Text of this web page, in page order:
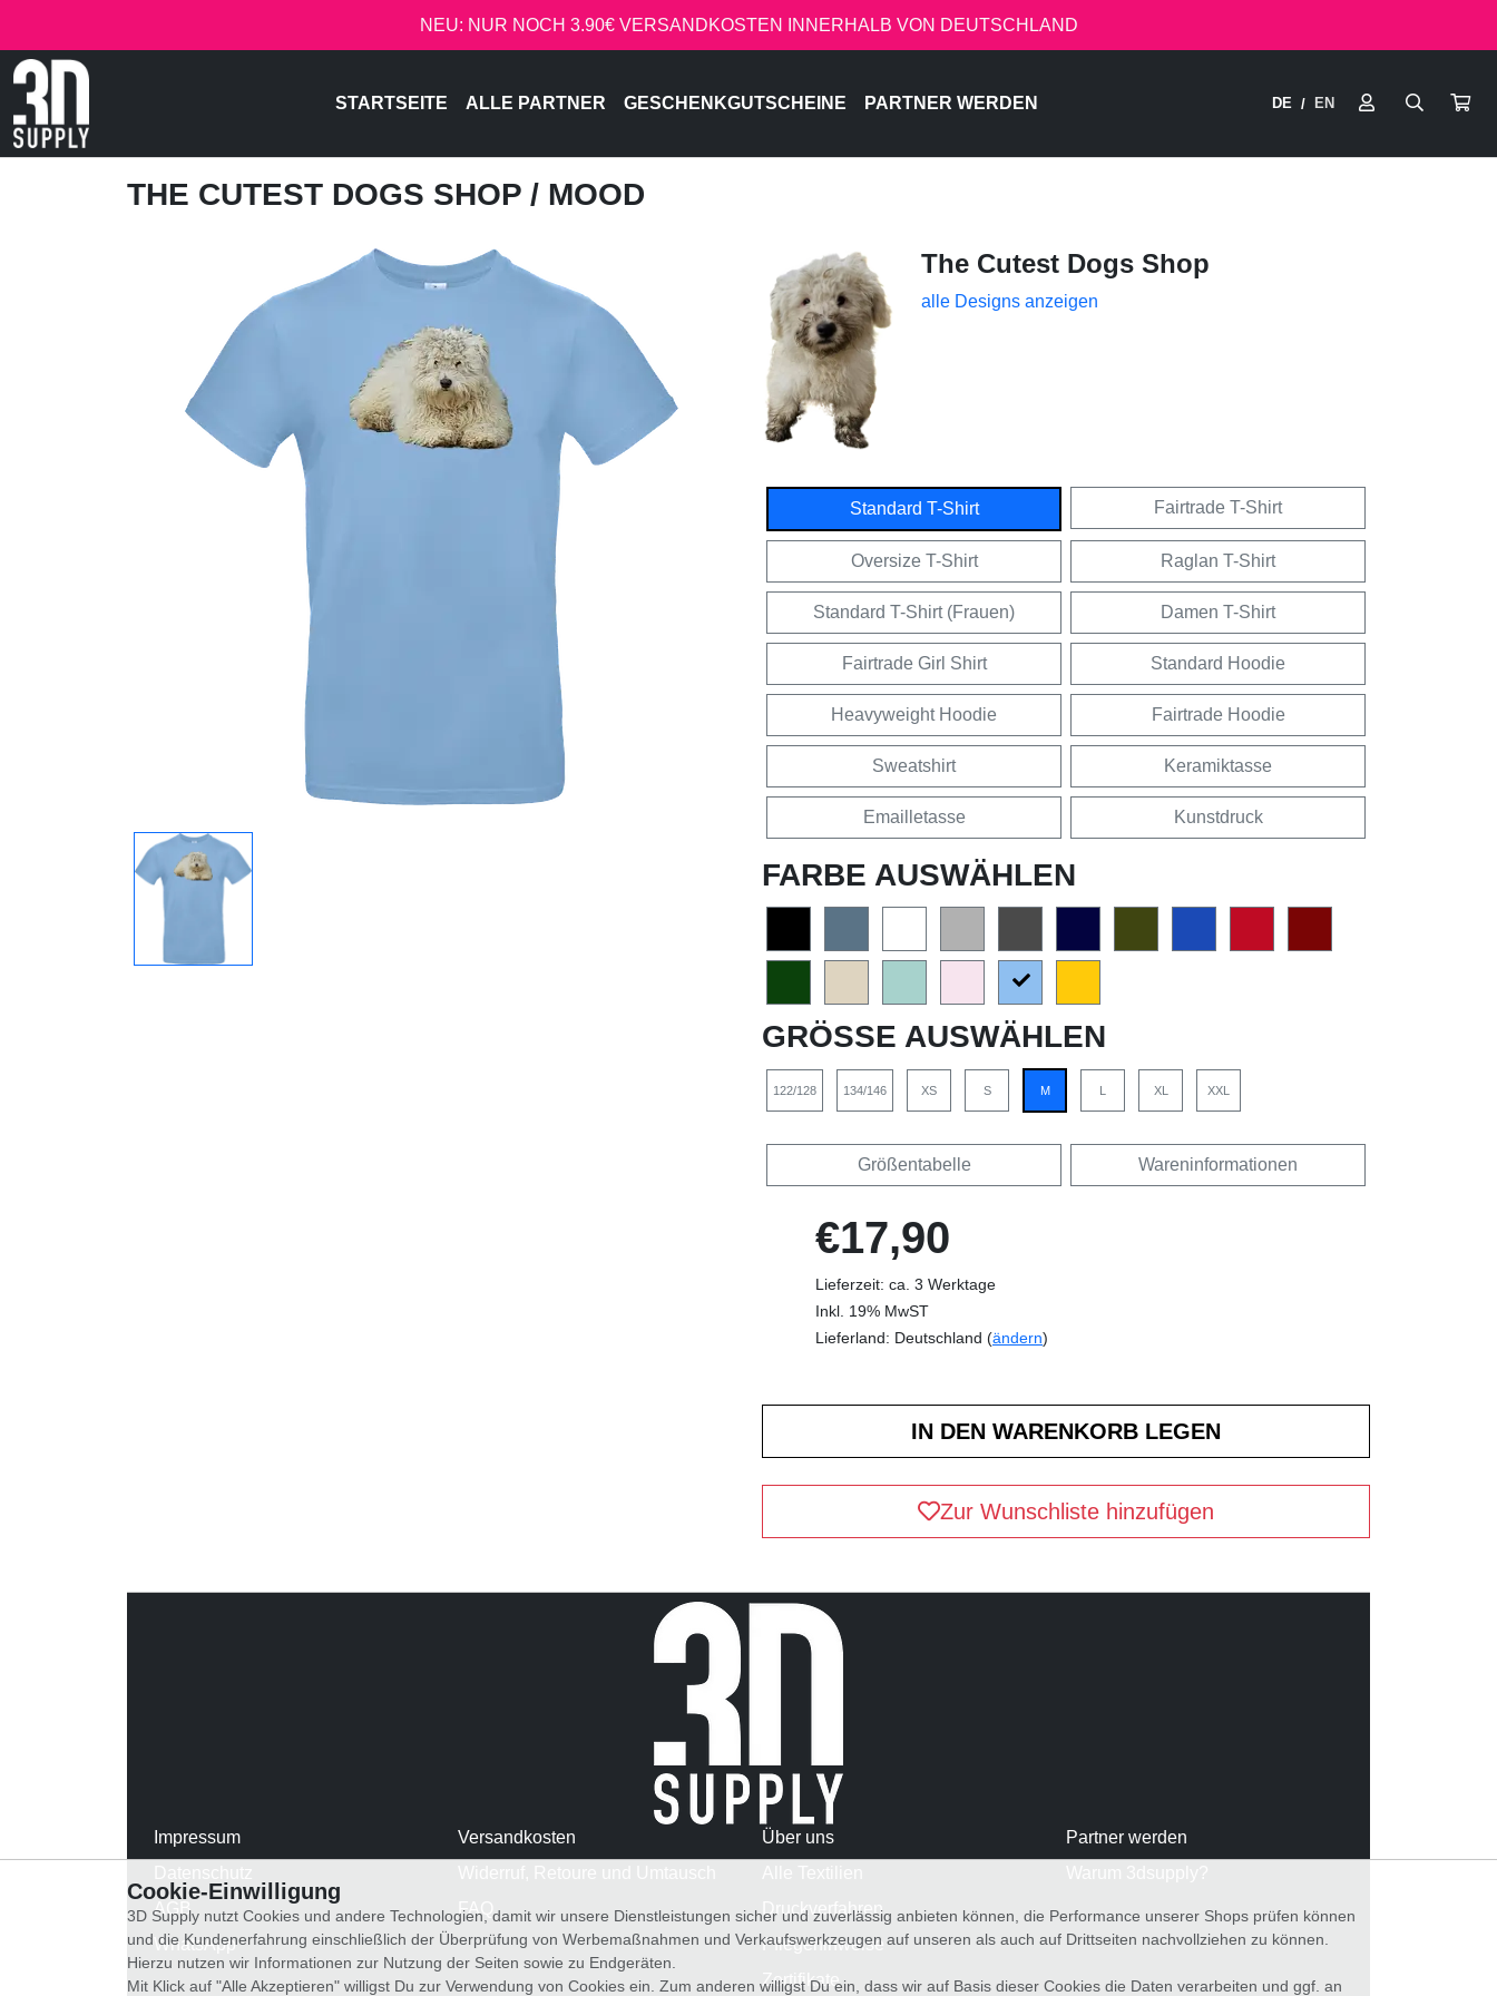
NEU: NUR NOCH 3.90€ VERSANDKOSTEN INNERHALB VON DEUTSCHLAND
STARTSEITE ALLE PARTNER GESCHENKGUTSCHEINE PARTNER WERDEN DE / EN
THE CUTEST DOGS SHOP / MOOD
The Cutest Dogs Shop
alle Designs anzeigen
Standard T-Shirt Fairtrade T-Shirt
Oversize T-Shirt Raglan T-Shirt
Standard T-Shirt (Frauen) Damen T-Shirt
Fairtrade Girl Shirt Standard Hoodie
Heavyweight Hoodie Fairtrade Hoodie
Sweatshirt Keramiktasse
Emailletasse Kunstdruck
FARBE AUSWÄHLEN
GRÖSSE AUSWÄHLEN
122/128 134/146 XS S M XL XXL
Größentabelle Wareninformationen
€17,90
Lieferzeit: ca. 3 Werktage
Inkl. 19% MwST
Lieferland: Deutschland (ändern)
Zur Wunschliste hinzufügen
Impressum
AGB
WhatsApp
Versandkosten
FAQ
Über uns
Druckverfahren
Pflegehinweise
Zertifikate
Partner werden
Cookie-Einwilligung
3D Supply nutzt Cookies und andere Technologien, damit wir unsere Dienstleistungen sicher und zuverlässig anbieten können, die Performance unserer Shops prüfen können
und die Kundenerfahrung einschließlich der Überprüfung von Werbemaßnahmen und Verkaufswerkzeugen auf unseren als auch auf Drittseiten nachvollziehen zu können.
Hierzu nutzen wir Informationen zur Nutzung der Seiten sowie zu Endgeräten.
Mit Klick auf "Alle Akzeptieren" willigst Du zur Verwendung von Cookies ein. Zum anderen willigst Du ein, dass wir auf Basis dieser Cookies die Daten verarbeiten und ggf. an